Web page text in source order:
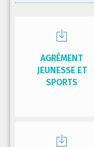
AGRÉMENT
JEUNESSE ET
SPORTS